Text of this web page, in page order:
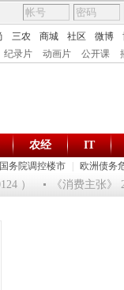
三农 商城 社区 微博
纪录片 动画片 公开课
国务院调控楼市 欧洲债务
农经 IT
） 《消费主张》